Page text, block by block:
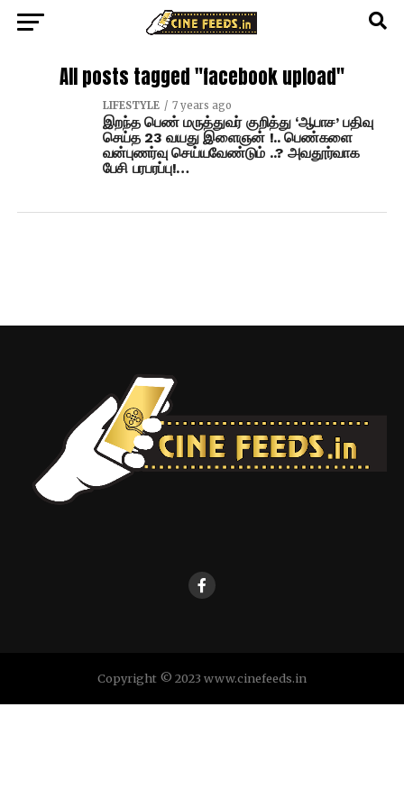
All posts tagged "facebook upload"
LIFESTYLE 7 years ago
இறந்த பெண் மருத்துவர் குறித்து ‘ஆபாச’ பதிவு
செய்த 23 வயது இளைஞன் !.. பெண்களை
வன்புணர்வு செய்யவேண்டும் ..? அவதூர்வாக
பேசி பரபரப்பு!…
Copyright © 2023 www.cinefeeds.in